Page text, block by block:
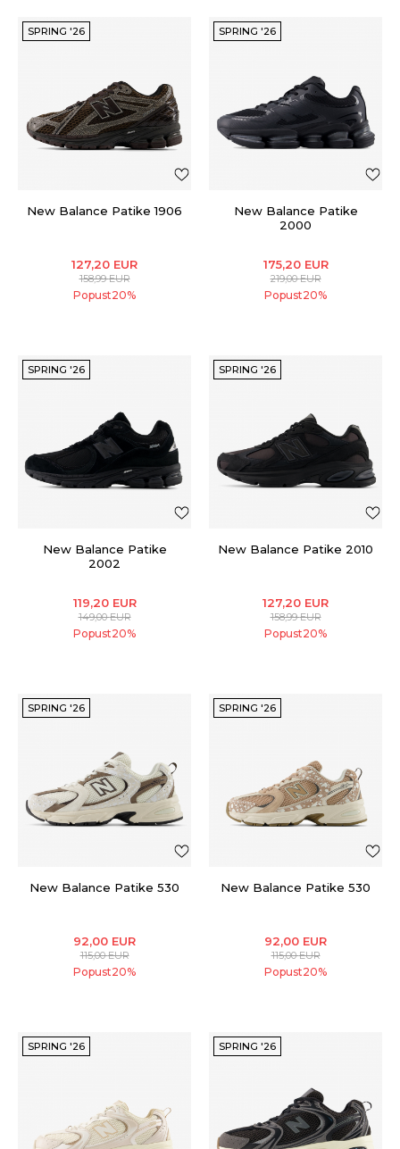
SPRING '26
New Balance Patike 1906
127,20 EUR
158,99EUR
Popust20%
SPRING '26
New Balance Patike
2000
175,20 EUR
219,00EUR
Popust20%
SPRING '26
New Balance Patike
2002
119,20 EUR
149,00EUR
Popust20%
SPRING '26
New Balance Patike 2010
127,20 EUR
158,99EUR
Popust20%
SPRING '26
New Balance Patike 530
92,00 EUR
115,00EUR
Popust20%
SPRING '26
New Balance Patike 530
92,00 EUR
115,00EUR
Popust20%
SPRING '26 SPRING '26